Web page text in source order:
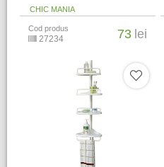
CHIC MANIA
Cod produs
27234 73 lei